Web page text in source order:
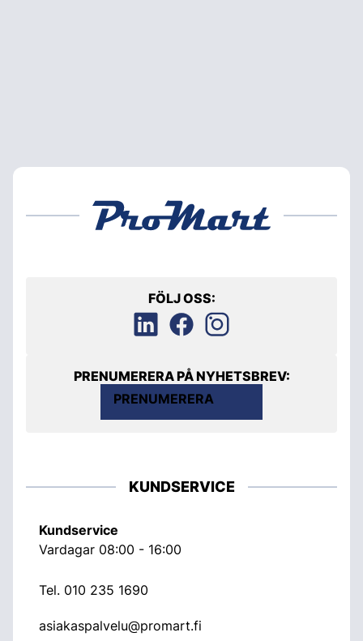
FÖLJ OSS:
PRENUMERERA PÅ NYHETSBREV:
PRENUMERERA
KUNDSERVICE
Kundservice
Vardagar 08:00 - 16:00
Tel. 010 235 1690
asiakaspalvelu@promart.fi